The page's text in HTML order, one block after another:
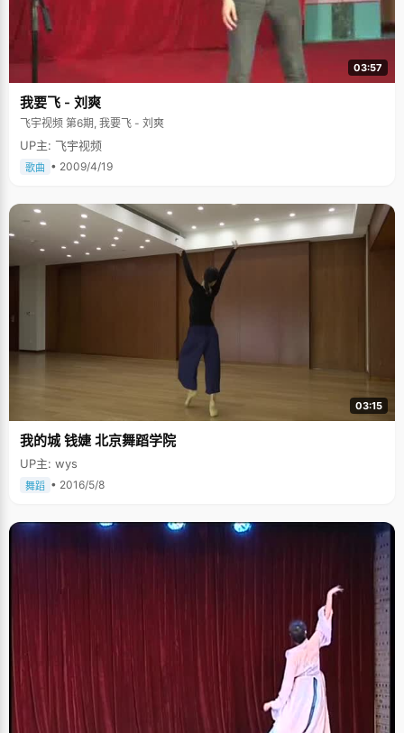
03:57
我要飞 - 刘爽
飞宇视频 第6期, 我要飞 - 刘爽
UP主: 飞宇视频
歌曲 • 2009/4/19
03:15
我的城 钱婕 北京舞蹈学院
UP主: wys
舞蹈 • 2016/5/8